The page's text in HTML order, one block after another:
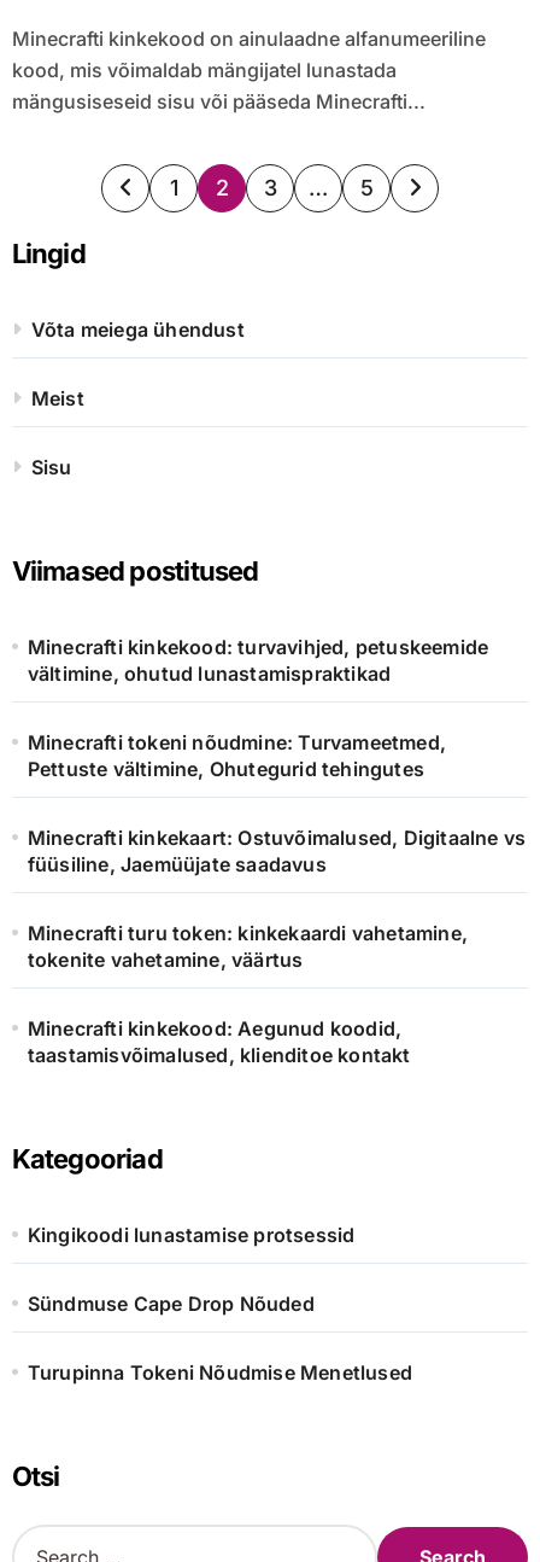
Minecrafti kinkekood on ainulaadne alfanumeeriline
kood, mis võimaldab mängijatel lunastada
mängusiseseid sisu või pääseda Minecrafti...
Posts
1 2 3 … 5
Lingid
Võta meiega ühendust
Meist
Sisu
Viimased postitused
Minecrafti kinkekood: turvavihjed, petuskeemide
vältimine, ohutud lunastamispraktikad
Minecrafti tokeni nõudmine: Turvameetmed,
Pettuste vältimine, Ohutegurid tehingutes
Minecrafti kinkekaart: Ostuvõimalused, Digitaalne vs
füüsiline, Jaemüüjate saadavus
Minecrafti turu token: kinkekaardi vahetamine,
tokenite vahetamine, väärtus
Minecrafti kinkekood: Aegunud koodid,
taastamisvõimalused, klienditoe kontakt
Kategooriad
Kingikoodi lunastamise protsessid
Sündmuse Cape Drop Nõuded
Turupinna Tokeni Nõudmise Menetlused
Otsi
S